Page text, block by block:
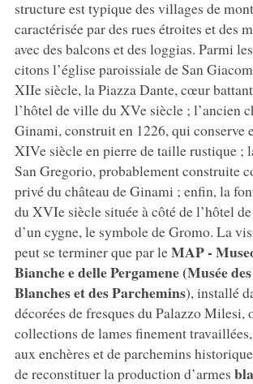
structure est typique des villages de
caractérisée par des rues étroites et des
avec des balcons et des loggias. Parmi
citons l’église paroissiale de San
XIIe siècle, la Piazza Dante, cœur
l’hôtel de ville du XVe siècle ; l’ancien
Ginami, construit en 1226, qui conserve
XIVe siècle en pierre de taille rustique ;
San Gregorio, probablement construite
privé du château de Ginami ; enfin, la
du XVIe siècle située à côté de l’hôtel
d’un cygne, le symbole de Gromo. La
peut se terminer que par leMAP -
Bianche e delle Pergamene (Musée
Blanches et des Parchemins), installé
décorées de fresques du Palazzo Milesi,
collections de lames finement travaillées,
aux enchères et de parchemins
de reconstituer la production d’armes